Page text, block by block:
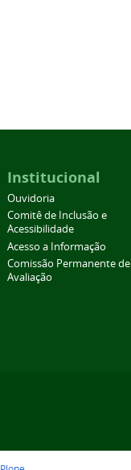
Institucional
Ouvidoria
Comitê de Inclusão e
Acessibilidade
Acesso a Informação
Comissão Permanente de
Avaliação